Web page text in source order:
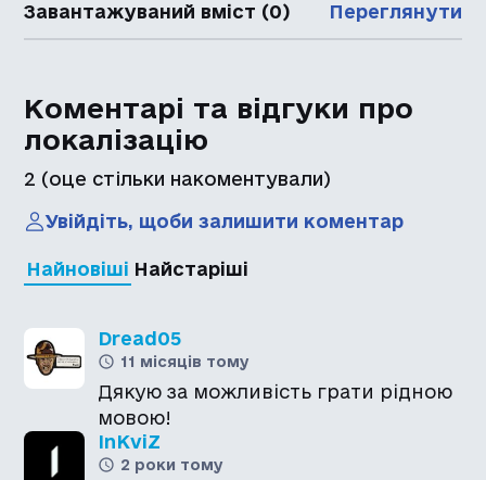
Завантажуваний вміст (0) Переглянути
Коментарі та відгуки про
локалізацію
2 (оце стільки накоментували)
Увійдіть, щоби залишити коментар
Найновіші Найстаріші
Dread05
11 місяців тому
Дякую за можливість грати рідною
мовою!
InKviZ
2 роки тому